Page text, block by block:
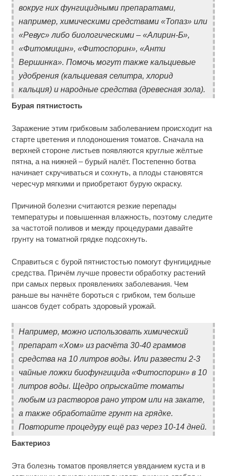
вокруг них фунгицидными препаратами,
например, химическими средствами «Топаз» или
«Ревус» либо биологическими – «Алирин-Б»,
«Фитомицин», «Фитоспорин», «Анти
Вершинка». Помочь могут также кальциевые
удобрения (кальциевая селитра, хлорид
кальция) и народные средства (древесная зола).
Бурая пятнистость
Заражение этим грибковым заболеванием происходит на
старте цветения и плодоношения томатов. Сначала на
верхней стороне листьев появляются круглые жёлтые
пятна, а на нижней – бурый налёт. Постепенно ботва
начинает скручиваться и сохнуть, а плоды становятся
чересчур мягкими и приобретают бурую окраску.
Причиной болезни считаются резкие перепады
температуры и повышенная влажность, поэтому следите
за частотой поливов и между процедурами давайте
грунту на томатной грядке подсохнуть.
Справиться с бурой пятнистостью помогут фунгицидные
средства. Причём лучше провести обработку растений
при самых первых проявлениях заболевания. Чем
раньше вы начнёте бороться с грибком, тем больше
шансов будет собрать здоровый урожай.
Например, можно использовать химический
препарат «Хом» из расчёта 30-40 граммов
средства на 10 литров воды. Или развести 2-3
чайные ложки биофунгицида «Фитоспорин» в 10
литров воды. Щедро опрыскайте томаты
любым из растворов рано утром или на закате,
а также обработайте грунт на грядке.
Повторите процедуру ещё раз через 10-14 дней.
Бактериоз
Эта болезнь томатов проявляется увяданием куста и в